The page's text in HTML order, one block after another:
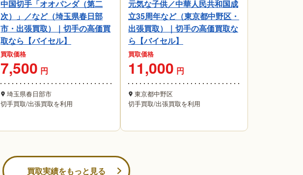
中国切手「オオパンダ（第二
次）」／など（埼玉県春日部
市・出張買取）｜切手の高価買
取なら【バイセル】
買取価格
7,500 円
埼玉県春日部市
切手買取/出張買取を利用
元気な子供／中華人民共和国成
立35周年など（東京都中野区・
出張買取）｜切手の高価買取な
ら【バイセル】
買取価格
11,000 円
東京都中野区
切手買取/出張買取を利用
買取実績をもっと見る